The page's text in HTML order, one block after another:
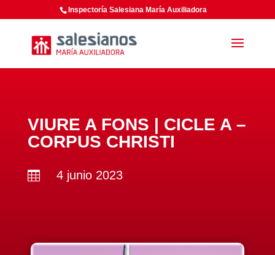
Inspectoría Salesiana María Auxiliadora
VIURE A FONS | CICLE A –
CORPUS CHRISTI
 4 junio 2023